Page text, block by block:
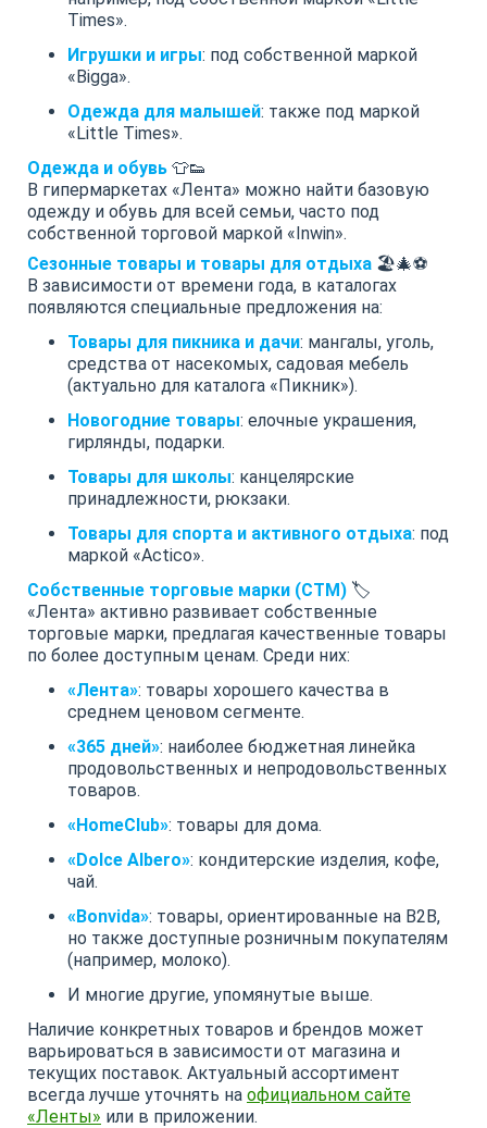
Times».
Игрушки и игры: под собственной маркой
«Bigga».
Одежда для малышей: также под маркой
«Little Times».
Одежда и обувь 👕👟
В гипермаркетах «Лента» можно найти базовую
одежду и обувь для всей семьи, часто под
собственной торговой маркой «Inwin».
Сезонные товары и товары для отдыха 🏖️🎄⚽
В зависимости от времени года, в каталогах
появляются специальные предложения на:
Товары для пикника и дачи: мангалы, уголь,
средства от насекомых, садовая мебель
(актуально для каталога «Пикник»).
Новогодние товары: елочные украшения,
гирлянды, подарки.
Товары для школы: канцелярские
принадлежности, рюкзаки.
Товары для спорта и активного отдыха: под
маркой «Actico».
Собственные торговые марки (СТМ) 🏷️
«Лента» активно развивает собственные
торговые марки, предлагая качественные товары
по более доступным ценам. Среди них:
«Лента»: товары хорошего качества в
среднем ценовом сегменте.
«365 дней»: наиболее бюджетная линейка
продовольственных и непродовольственных
товаров.
«HomeClub»: товары для дома.
«Dolce Albero»: кондитерские изделия, кофе,
чай.
«Bonvida»: товары, ориентированные на B2B,
но также доступные розничным покупателям
(например, молоко).
И многие другие, упомянутые выше.
Наличие конкретных товаров и брендов может
варьироваться в зависимости от магазина и
текущих поставок. Актуальный ассортимент
всегда лучше уточнять на официальном сайте
«Ленты» или в приложении.